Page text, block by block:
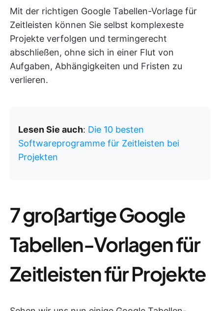
Mit der richtigen Google Tabellen-Vorlage für
Zeitleisten können Sie selbst komplexeste
Projekte verfolgen und termingerecht
abschließen, ohne sich in einer Flut von
Aufgaben, Abhängigkeiten und Fristen zu
verlieren.
Lesen Sie auch: Die 10 besten
Softwareprogramme für Zeitleisten bei
Projekten
7 großartige Google
Tabellen-Vorlagen für
Zeitleisten für Projekte